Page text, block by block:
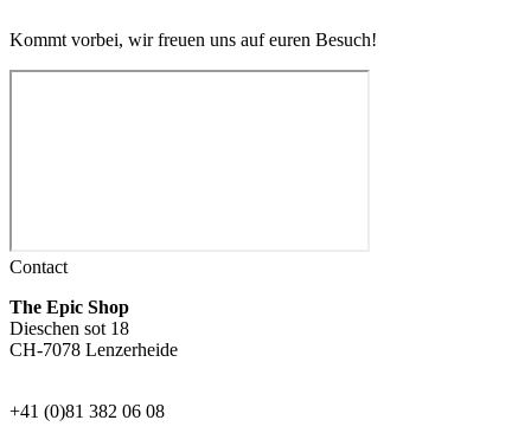
Kommt vorbei, wir freuen uns auf euren Besuch!
Contact
The Epic Shop
Dieschen sot 18
CH-7078 Lenzerheide
+41 (0)81 382 06 08